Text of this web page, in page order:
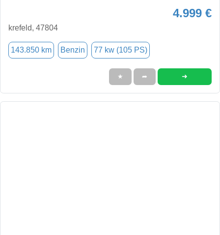
4.999 €
krefeld, 47804
143.850 km Benzin 77 kw (105 PS)
★ ➦ ➜